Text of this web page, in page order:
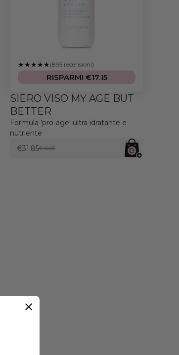
(895 recensioni)
RISPARMI €17.15
SIERO VISO MY AGE BUT
BETTER
Formula 'pro-age' ultra idratante e
nutriente
€31.85€49.00